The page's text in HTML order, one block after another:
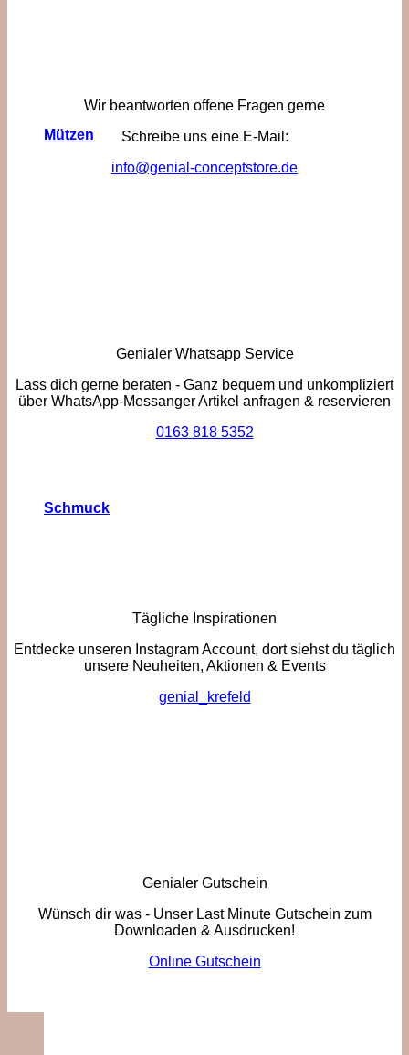
Mützen
Schmuck
Wir beantworten offene Fragen gerne
Schreibe uns eine E-Mail:
info@genial-conceptstore.de
Genialer Whatsapp Service
Lass dich gerne beraten - Ganz bequem und unkompliziert
über WhatsApp-Messanger Artikel anfragen & reservieren
0163 818 5352
Tägliche Inspirationen
Entdecke unseren Instagram Account, dort siehst du täglich
unsere Neuheiten, Aktionen & Events
genial_krefeld
Genialer Gutschein
Wünsch dir was - Unser Last Minute Gutschein zum
Downloaden & Ausdrucken!
Online Gutschein